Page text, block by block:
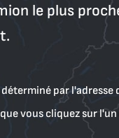
le plus
par l'adresse
vous cliquez sur